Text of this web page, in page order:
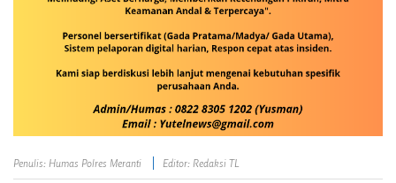
Penulis: Humas Polres Meranti Editor: Redaksi TL